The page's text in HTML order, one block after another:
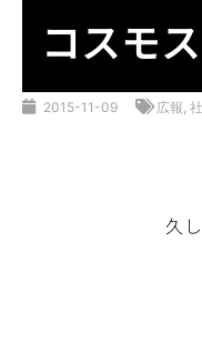
コスモス
2015-11-09 広報,
久